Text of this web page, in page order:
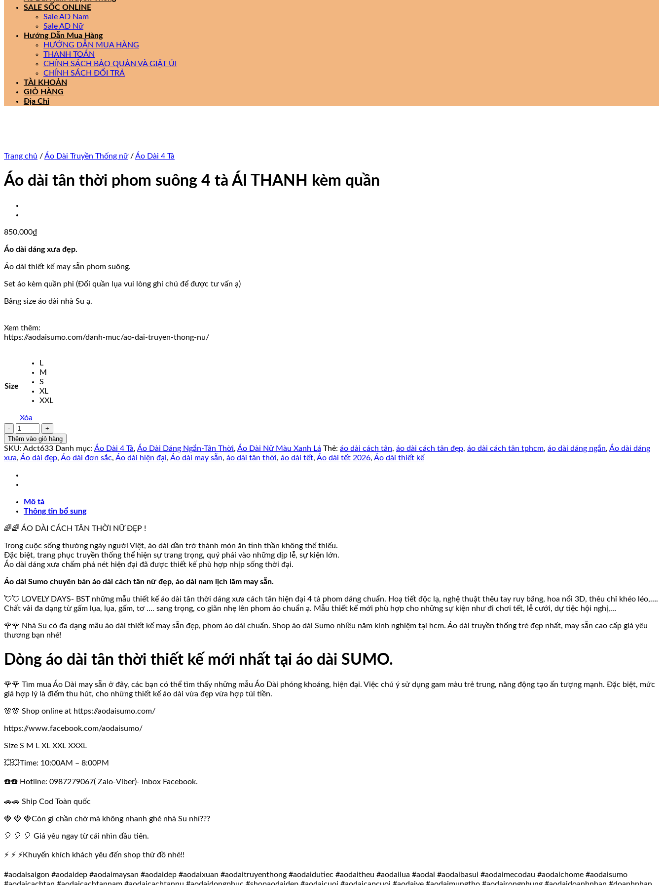
SALE SỐC ONLINE
Sale AD Nam
Sale AD Nữ
Hướng Dẫn Mua Hàng
HƯỚNG DẪN MUA HÀNG
THANH TOÁN
CHÍNH SÁCH BẢO QUẢN VÀ GIẶT ỦI
CHÍNH SÁCH ĐỔI TRẢ
TÀI KHOẢN
GIỎ HÀNG
Địa Chỉ
Trang chủ /Áo Dài Truyền Thống nữ /Áo Dài 4 Tà
Áo dài tân thời phom suông 4 tà ÁI THANH kèm quần
850,000₫
Áo dài dáng xưa đẹp.
Áo dài thiết kế may sẵn phom suông.
Set áo kèm quần phi (Đổi quần lụa vui lòng ghi chú để được tư vấn ạ)
Bảng size áo dài nhà Su ạ.
Xem thêm:
https://aodaisumo.com/danh-muc/ao-dai-truyen-thong-nu/
Size
L
M
S
XL
XXL
Xóa
Áo
dài
tân
thời
suông
4
ÁI
THANH
quần
lượng
Thêm vào giỏ hàng
SKU: Adct633 Danh mục: Áo Dài 4 Tà, Áo Dài Dáng Ngắn-Tân Thời, Áo Dài Nữ Màu Xanh Lá Thẻ: áo dài cách tân, áo dài cách tân đẹp, áo dài cách tân tphcm, áo dài dáng ngắn, Áo dài dáng
xưa, Áo dài đẹp, Áo dài đơn sắc, Áo dài hiện đại, Áo dài may sẵn, áo dài tân thời, áo dài tết, Áo dài tết 2026, Áo dài thiết kế
Mô tả
Thông tin bổ sung
🌈🌈 ÁO DÀI CÁCH TÂN THỜI NỮ ĐẸP !
Trong cuộc sống thường ngày người Việt, áo dài dần trở thành món ăn tinh thần không thể thiếu.
Đặc biệt, trang phục truyền thống thể hiện sự trang trọng, quý phái vào những dịp lễ, sự kiện lớn.
Áo dài dáng xưa chấm phá nét hiện đại đã được thiết kế phù hợp nhịp sống thời đại.
Áo dài Sumo chuyên bán áo dài cách tân nữ đẹp, áo dài nam lịch lãm may sẵn.
💘💘 LOVELY DAYS- BST những mẫu thiết kế áo dài tân thời dáng xưa cách tân hiện đại 4 tà phom dáng chuẩn. Hoạ tiết độc lạ, nghệ thuật thêu tay ruy băng, hoa nổi 3D, thêu chỉ khéo léo,….
Chất vải đa dạng từ gấm lụa, lụa, gấm, tơ …. sang trọng, co giãn nhẹ lên phom áo chuẩn ạ. Mẫu thiết kế mới phù hợp cho những sự kiện như đi chơi tết, lễ cưới, dự tiệc hội nghị,…
🌹🌹 Nhà Su có đa dạng mẫu áo dài thiết kế may sẵn đẹp, phom áo dài chuẩn. Shop áo dài Sumo nhiều năm kinh nghiệm tại hcm. Áo dài truyền thống trẻ đẹp nhất, may sẵn cao cấp giá yêu
thương bạn nhé!
Dòng áo dài tân thời thiết kế mới nhất tại áo dài SUMO.
🌹🌹 Tìm mua Áo Dài may sẵn ở đây, các bạn có thể tìm thấy những mẫu Áo Dài phóng khoáng, hiện đại. Việc chú ý sử dụng gam màu trẻ trung, năng động tạo ấn tượng mạnh. Đặc biệt, mức
giá hợp lý là điểm thu hút, cho những thiết kế áo dài vừa đẹp vừa hợp túi tiền.
🌸🌸 Shop online at https://aodaisumo.com/
https://www.facebook.com/aodaisumo/
Size S M L XL XXL XXXL
💥💥Time: 10:00AM – 8:00PM
☎️☎️ Hotline: 0987279067( Zalo-Viber)- Inbox Facebook.
🚗🚗 Ship Cod Toàn quốc
🍓 🍓 🍓Còn gì chần chờ mà không nhanh ghé nhà Su nhỉ???
🎈 🎈 🎈 Giá yêu ngay từ cái nhìn đầu tiên.
⚡ ⚡ ⚡Khuyến khích khách yêu đến shop thử đồ nhé!!
#aodaisaigon #aodaidep #aodaimaysan #aodaidep #aodaixuan #aodaitruyenthong #aodaidutiec #aodaitheu #aodailua #aodai #aodaibasui #aodaimecodau #aodaichome #aodaisumo